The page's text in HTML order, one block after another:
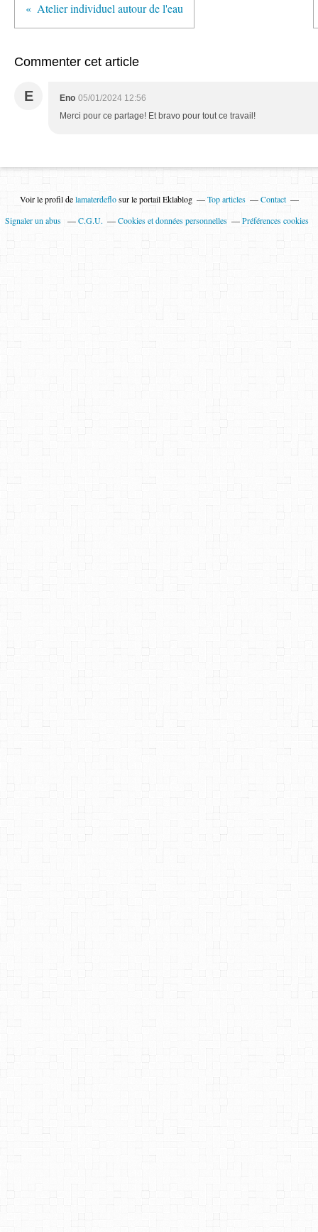
Atelier individuel autour de l'eau
Commenter cet article
E Eno 05/01/2024 12:56
Merci pour ce partage! Et bravo pour tout ce travail!
Voir le profil delamaterdeflosur le portail Eklablog Top articles
Contact
Signaler un abus
C.G.U. Cookies et données personnelles Préférences cookies